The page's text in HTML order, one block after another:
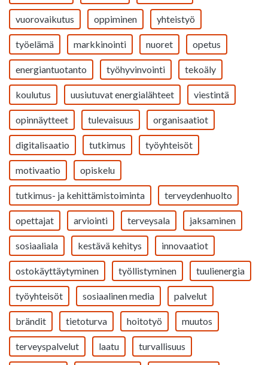
vuorovaikutus oppiminen yhteistyö
työelämä markkinointi nuoret opetus
energiantuotanto työhyvinvointi tekoäly
koulutus uusiutuvat energialähteet viestintä
opinnäytteet tulevaisuus organisaatiot
digitalisaatio tutkimus työyhteisöt
motivaatio opiskelu
tutkimus- ja kehittämistoiminta terveydenhuolto
opettajat arviointi terveysala jaksaminen
sosiaaliala kestävä kehitys innovaatiot
ostokäyttäytyminen työllistyminen tuulienergia
työyhteisöt sosiaalinen media palvelut
brändit tietoturva hoitotyö muutos
terveyspalvelut laatu turvallisuus